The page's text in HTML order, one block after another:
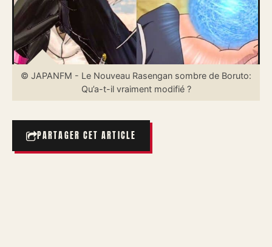
© JAPANFM - Le Nouveau Rasengan sombre de Boruto:
Qu’a-t-il vraiment modifié ?
PARTAGER CET ARTICLE